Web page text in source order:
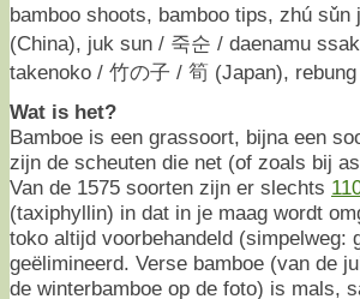
bamboo shoots, bamboo tips, zhú
(China), juk sun / 죽순 / daenamu
takenoko / 竹の子 / 筍 (Japan),
Wat is het?
Bamboe is een grassoort, bijna een
zijn de scheuten die net (of zoals bij
Van de 1575 soorten zijn er slechts
(taxiphyllin) in dat in je maag wordt
toko altijd voorbehandeld (simpelweg:
geëlimineerd. Verse bamboe (van de
de winterbamboe op de foto) is mals,